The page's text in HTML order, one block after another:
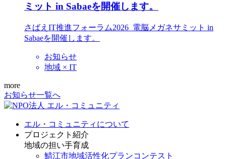
ミット in Sabaeを開催します。
さばえIT推進フォーラム2026_電脳メガネサミット in
Sabaeを開催します。
お知らせ
地域 × IT
more
お知らせ一覧へ
エル・コミュニティについて
プロジェクト紹介
地域の担い手育成
鯖江市地域活性化プランコンテスト